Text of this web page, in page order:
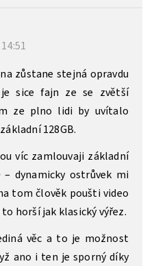
14:51
zůstane stejná opravdu
sice fajn ze se zvětší
ze plno lidi by uvítalo
128GB.
víc zamlouvaji základní
dynamicky ostrůvek mi
tom člověk poušti video
horší jak klasický výřez.
věc a to je možnost
ano i ten je sporný díky